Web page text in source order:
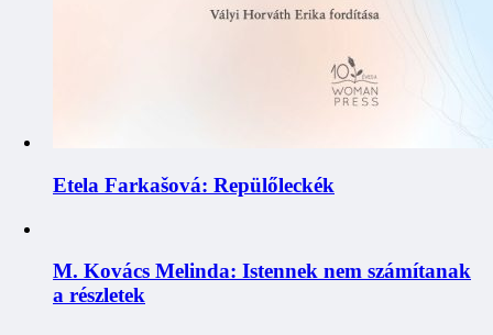
Etela Farkašová: Repülőleckék
M. Kovács Melinda: Istennek nem számítanak
a részletek